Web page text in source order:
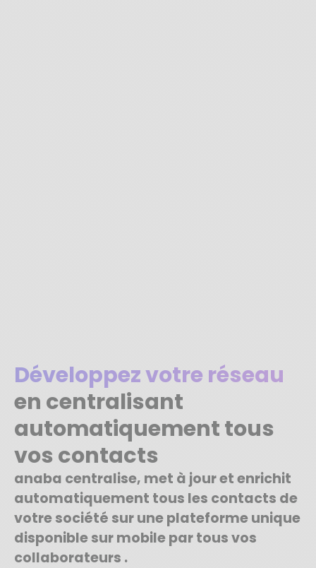
Développez votre réseau
en centralisant
automatiquement tous
vos contacts
anaba centralise, met à jour et enrichit
automatiquement tous les contacts de
votre société sur une plateforme unique
disponible sur mobile par tous vos
collaborateurs .